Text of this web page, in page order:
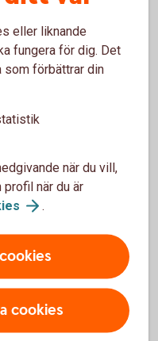
vägledning i
och
konsumentvägledare
du som konsument
eller liknande
fungera för dig. Det
som förbättrar din
när du vill,
när du är
.
cookies